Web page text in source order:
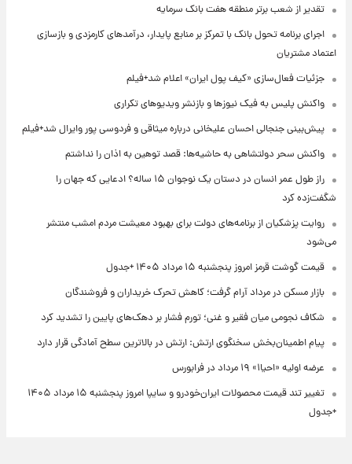
تقدیر از شعب برتر منطقه هفت بانک سرمایه
اجرای برنامه تحول بانک با تمرکز بر منابع پایدار، درآمدهای کارمزدی و بازسازی
اعتماد مشتریان
جزئیات فعال‌سازی «کیف پول ایران» اعلام شد+فیلم
واکنش پلیس به فیک نیوزها و بازنشر ویدیوهای تکراری
پیش‌بینی جنجالی احسان علیخانی درباره میثاقی و فردوسی پور وایرال شد+فیلم
واکنش سحر دولتشاهی به حاشیه‌ها: قصد توهین به اذان را نداشتم
راز طول عمر انسان در دستان یک نوجوان ۱۵ ساله؟ ادعایی که جهان را
شگفت‌زده کرد
روایت پزشکیان از برنامه‌های دولت برای بهبود معیشت مردم امشب منتشر
می‌شود
قیمت گوشت قرمز امروز پنجشنبه ۱۵ مرداد ۱۴۰۵ +جدول
بازار مسکن در مرداد آرام گرفت؛ کاهش تحرک خریداران و فروشندگان
شکاف نجومی میان فقیر و غنی؛ تورم فشار بر دهک‌های پایین را تشدید کرد
پیام اطمینان‌بخش سخنگوی ارتش: ارتش در بالاترین سطح آمادگی قرار دارد
عرضه اولیه «احیا۱» ۱۹ مرداد در فرابورس
تغییر تند قیمت محصولات ایران‌خودرو و سایپا امروز پنجشنبه ۱۵ مرداد ۱۴۰۵
+جدول